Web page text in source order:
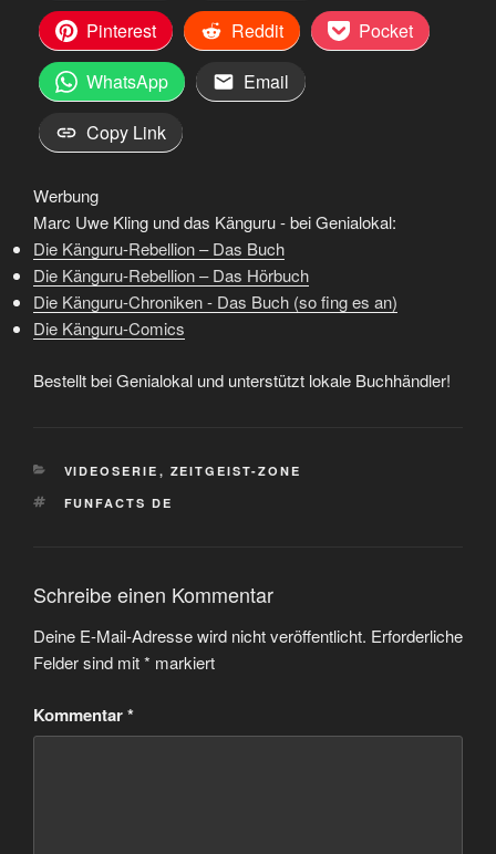
Pinterest
Reddit
Pocket
WhatsApp
Email
Copy Link
Werbung
Marc Uwe Kling und das Känguru - bei Genialokal:
Die Känguru-Rebellion – Das Buch
Die Känguru-Rebellion – Das Hörbuch
Die Känguru-Chroniken - Das Buch (so fing es an)
Die Känguru-Comics
Bestellt bei Genialokal und unterstützt lokale Buchhändler!
KATEGORIEN
VIDEOSERIE , ZEITGEIST-ZONE
SCHLAGWÖRTER
FUNFACTS DE
Schreibe einen Kommentar
Deine E-Mail-Adresse wird nicht veröffentlicht. Erforderliche
Felder sind mit* markiert
Kommentar*